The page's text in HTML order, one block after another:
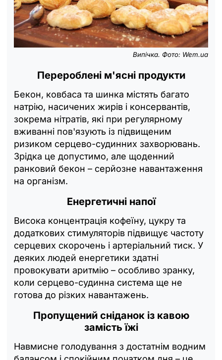
Випічка. Фото: Wem.ua
Перероблені м'ясні продукти
Бекон, ковбаса та шинка містять багато
натрію, насичених жирів і консервантів,
зокрема нітратів, які при регулярному
вживанні пов'язують із підвищеним
ризиком серцево-судинних захворювань.
Зрідка це допустимо, але щоденний
ранковий бекон – серйозне навантаження
на організм.
Енергетичні напої
Висока концентрація кофеїну, цукру та
додаткових стимуляторів підвищує частоту
серцевих скорочень і артеріальний тиск. У
деяких людей енергетики здатні
провокувати аритмію – особливо зранку,
коли серцево-судинна система ще не
готова до різких навантажень.
Пропущений сніданок із кавою
замість їжі
Навмисне голодування з достатнім водним